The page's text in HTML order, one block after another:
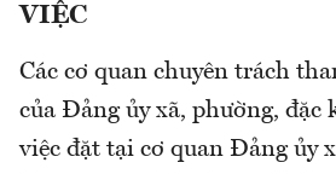
VIỆC
Các cơ quan chuyên trách
của Đảng ủy xã, phường, đặc
việc đặt tại cơ quan Đảng ủy